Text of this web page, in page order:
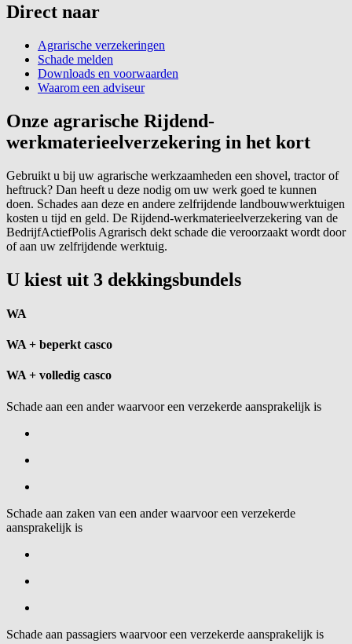
Direct naar
Agrarische verzekeringen
Schade melden
Downloads en voorwaarden
Waarom een adviseur
Onze agrarische Rijdend-
werkmaterieelverzekering in het kort
Gebruikt u bij uw agrarische werkzaamheden een shovel, tractor of
heftruck? Dan heeft u deze nodig om uw werk goed te kunnen
doen. Schades aan deze en andere zelfrijdende landbouwwerktuigen
kosten u tijd en geld. De Rijdend-werkmaterieelverzekering van de
BedrijfActiefPolis Agrarisch dekt schade die veroorzaakt wordt door
of aan uw zelfrijdende werktuig.
U kiest uit 3 dekkingsbundels
WA
WA + beperkt casco
WA + volledig casco
Schade aan een ander waarvoor een verzekerde aansprakelijk is
Schade aan zaken van een ander waarvoor een verzekerde
aansprakelijk is
Schade aan passagiers waarvoor een verzekerde aansprakelijk is